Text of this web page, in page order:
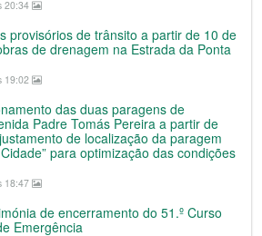
20:34
provisórios de trânsito a partir de 10 de
de drenagem na Estrada da Ponta
19:02
das duas paragens de
Padre Tomás Pereira a partir de
de localização da paragem
para optimização das condições
18:47
de encerramento do 51.º Curso
Emergência